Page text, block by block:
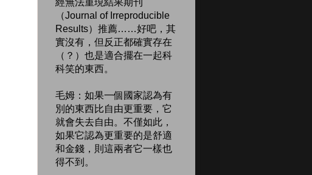
經無法重現結果期刊
（Journal of Irreproducible
Results）推薦……好吧，其
實沒有，但反正都確實存在
（？）也是適合擺在一起科
科笑的東西。
毛姆：如果一個國家認為有
別的東西比自由更重要，它
就會失去自由。不僅如此，
如果它認為更重要的是舒適
和金錢，則這兩者它一樣也
得不到。